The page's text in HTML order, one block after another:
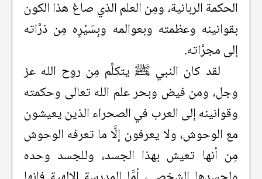
الحكمة الربانية، ومِن العلم الذي صاغ هذا الكون
بقوانينه وعظمته وبعوالمه وبِسَيْرِه مِن ذرَّاته
إلى مجرَّاته.
لقد كان النبي ﷺ يتكلَّم مِن روح الله عز
وجل، ومن فيض وبحر علم الله تعالى وحكمته
وقوانينه إلى العرب في الصحراء الذين يعيشون
مع الوحوش، ولا يعرفون إلَّا ما تعرفه الوحوش
مِن أنها تعيش بهذا الجسد، وللجسد وحده